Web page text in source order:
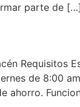
parte de […]
Requisitos
de 8:00
ahorro.